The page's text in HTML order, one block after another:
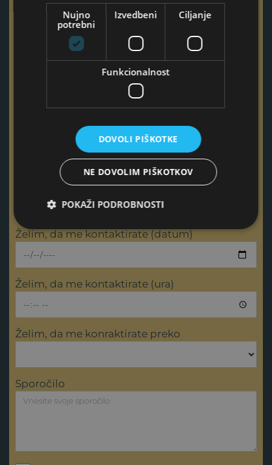
Ta polja izpolnite samo v primeru, če imate vprašanje ali
povprašujete za podjetje
Naziv podjetja
Želim več informacij o
Želim, da me kontaktirate (datum)
Želim, da me kontaktirate (ura)
Želim, da me konraktirate preko
Sporočilo
Nujno
potrebni
Izvedbeni Ciljanje
Funkcionalnost
DOVOLI PIŠKOTKE
NE DOVOLIM PIŠKOTKOV
POKAŽI PODROBNOSTI